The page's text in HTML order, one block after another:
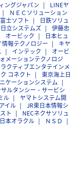
ングジャパン
LINEヤ
ＮＥＣソリューション
富士ソフト
日鉄ソリュ
日立システムズ
伊藤忠
オービック
日本ヒュ
情報テクノロジー
キヤ
インテック
オービ
メーションテクノロジ
クティブエンタテインメ
コネクト
東京海上日
ケーションシステム
ルタンシー・サービシ
ル
ヤマトシステム開
アイル
JR東日本情報シ
ト
NECネクサソリュ
日本オラクル
ＮＳＤ